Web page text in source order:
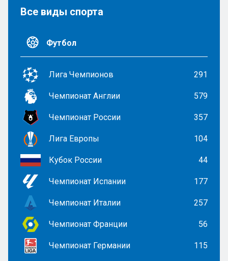
Все виды спорта
Футбол
Лига Чемпионов 291
Чемпионат Англии 579
Чемпионат России 357
Лига Европы 104
Кубок России 44
Чемпионат Испании 177
Чемпионат Италии 257
Чемпионат Франции 56
Чемпионат Германии 115